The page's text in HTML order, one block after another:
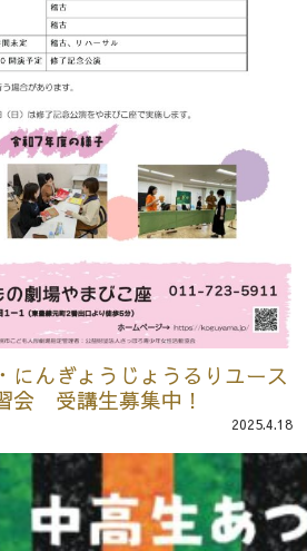
にんぎょうじょうるりユース
会 受講生募集中！
2025.4.18